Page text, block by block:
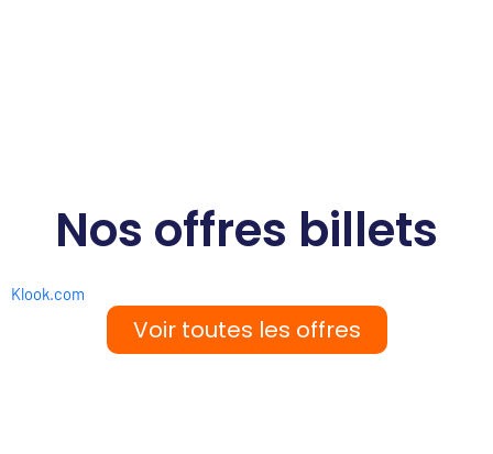
Nos offres billets
Klook.com
Voir toutes les offres